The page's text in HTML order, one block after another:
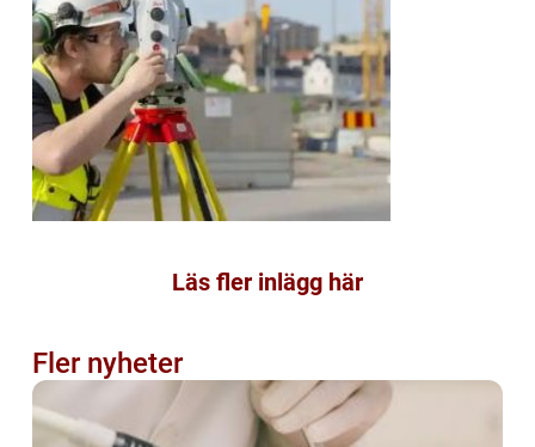
Läs fler inlägg här
Fler nyheter